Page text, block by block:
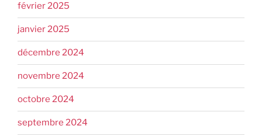
février 2025
janvier 2025
décembre 2024
novembre 2024
octobre 2024
septembre 2024